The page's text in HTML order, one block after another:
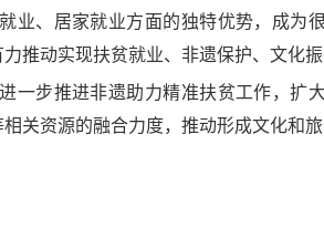
业、居家就业方面的独特优势，成为
推动实现扶贫就业、非遗保护、文化振
一步推进非遗助力精准扶贫工作，扩
关资源的融合力度，推动形成文化和旅